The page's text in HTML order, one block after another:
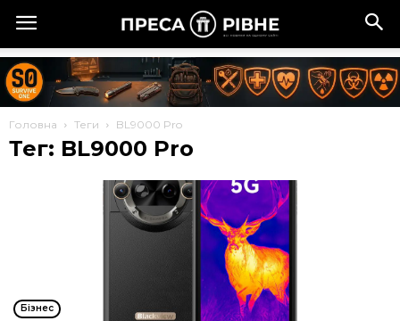
Головна Теги BL9000 Pro
Тег: BL9000 Pro
Бізнес